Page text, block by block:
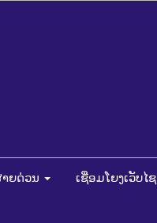
ຍດ່ວນ ເຊື່ອມໂຍງເວັບໄຊ